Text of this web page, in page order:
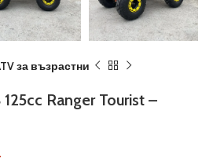
за възрастни
Ranger Tourist –